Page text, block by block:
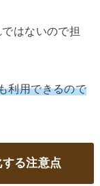
はないので担
利用できるので
る注意点